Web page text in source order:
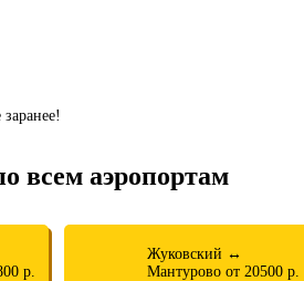
всем аэропортам
р.
Жуковский ↔
Мантурово от 20500 р.